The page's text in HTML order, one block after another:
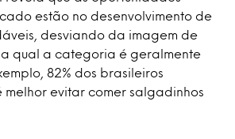
estão no desenvolvimento de
desviando da imagem de
qual a categoria é geralmente
82% dos brasileiros
melhor evitar comer salgadinhos